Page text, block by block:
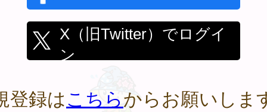
X（旧Twitter）でログイ
ン
登録はこちらからお願いしま